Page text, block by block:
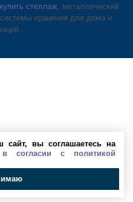
купить стеллаж, металлический
хранения для дома и
сайт, вы соглашаетесь на
согласии с политикой